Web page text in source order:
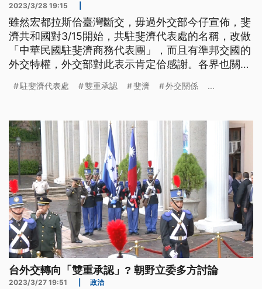
2023/3/28 19:15
雖然宏都拉斯佮臺灣斷交，毋過外交部今仔宣佈，斐
濟共和國對3/15開始，共駐斐濟代表處的名稱，改做
「中華民國駐斐濟商務代表團」，而且有準邦交國的
外交特權，外交部對此表示肯定佮感謝。各界也關
前外交部長認為，這是斐濟現任政府友善的行為，毋
語文。）
駐斐濟代表處 雙重承認 斐濟 外交關係 ...
台外交轉向「雙重承認」? 朝野立委多方討論
2023/3/27 19:51 政治